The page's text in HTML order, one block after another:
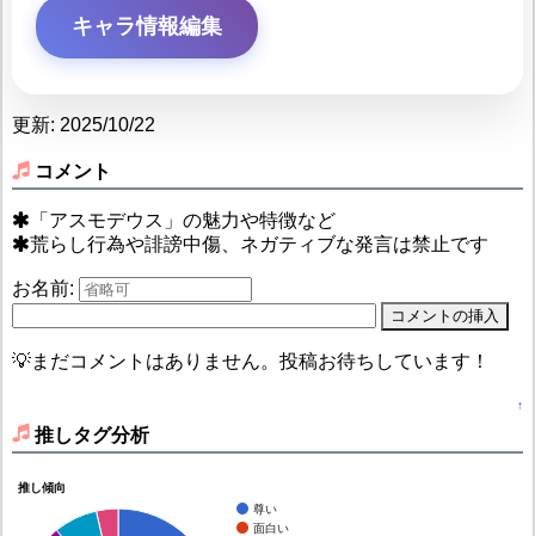
キャラ情報編集
更新: 2025/10/22
コメント
「アスモデウス」の魅力や特徴など
荒らし行為や誹謗中傷、ネガティブな発言は禁止です
お名前:
💡まだコメントはありません。投稿お待ちしています！
↑
推しタグ分析
推し傾向
尊い
面白い